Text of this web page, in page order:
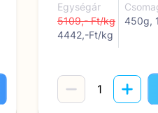
Egységár
5109,- Ft/kg
4442,-Ft/kg
450g,